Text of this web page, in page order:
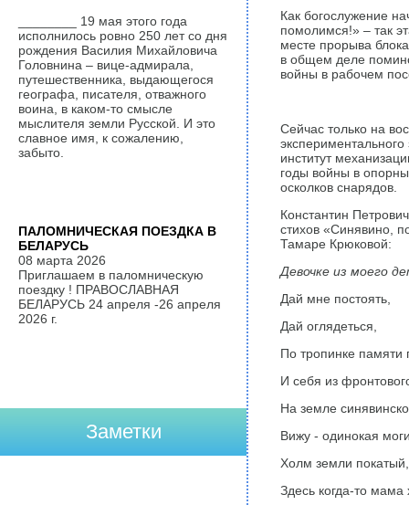
Как богослужение
помолимся!» – так
месте прорыва
в общем деле
войны в рабочем
Сейчас только на
институт
годы войны в
осколков снарядов.
Константин
стихов «Синявино,
Тамаре Крюковой:
Девочке из моего
Дай мне постоять,
Дай оглядеться,
По тропинке памяти
И себя из
На земле
Вижу - одинокая
Холм земли
Здесь когда-то мама
________ 19 мая этого года
исполнилось ровно 250 лет со дня
рождения Василия Михайловича
Головнина – вице-адмирала,
путешественника, выдающегося
географа, писателя, отважного
воина, в каком-то смысле
мыслителя земли Русской. И это
славное имя, к сожалению,
забыто.
ПАЛОМНИЧЕСКАЯ ПОЕЗДКА В
БЕЛАРУСЬ
08 марта 2026
Приглашаем в паломническую
поездку ! ПРАВОСЛАВНАЯ
БЕЛАРУСЬ 24 апреля -26 апреля
2026 г.
Заметки